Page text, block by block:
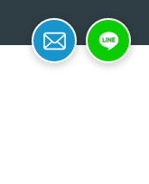
LINE応募
約